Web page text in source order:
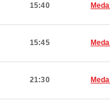
15:40
15:45
21:30